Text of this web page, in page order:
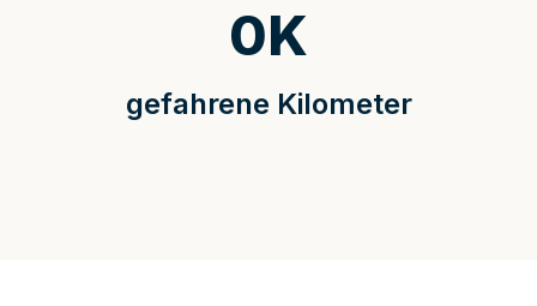
gefahrene Kilometer
0K